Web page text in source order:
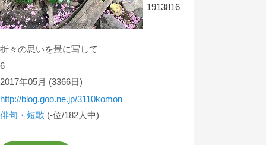
1913816
折々の思いを景に写して
6
2017年05月 (3366日)
http://blog.goo.ne.jp/3110komon
俳句・短歌 (-位/182人中)